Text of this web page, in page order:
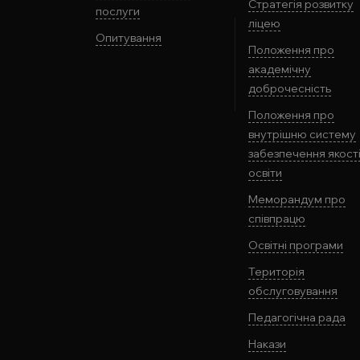
послуги
Опитування
Стратегія розвитку
ліцею
Положення про
академічну
доброчесність
Положення про
внутрішню систему
забезпечення якості
освіти
Меморандум про
співпрацю
Освітні програми
Територія
обслуговування
Педагогічна рада
Накази